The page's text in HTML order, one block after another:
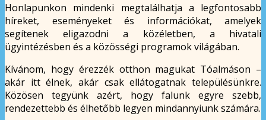
Honlapunkon mindenki megtalálhatja a legfontosabb
híreket, eseményeket és információkat, amelyek
segítenek eligazodni a közéletben, a hivatali
ügyintézésben és a közösségi programok világában.
Kívánom, hogy érezzék otthon magukat Tóalmáson –
akár itt élnek, akár csak ellátogatnak településünkre.
Közösen tegyünk azért, hogy falunk egyre szebb,
rendezettebb és élhetőbb legyen mindannyiunk számára.